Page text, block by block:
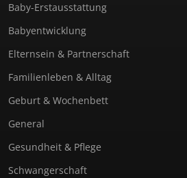
Baby-Erstausstattung
Babyentwicklung
Elternsein & Partnerschaft
Familienleben & Alltag
Geburt & Wochenbett
General
Gesundheit & Pflege
Schwangerschaft